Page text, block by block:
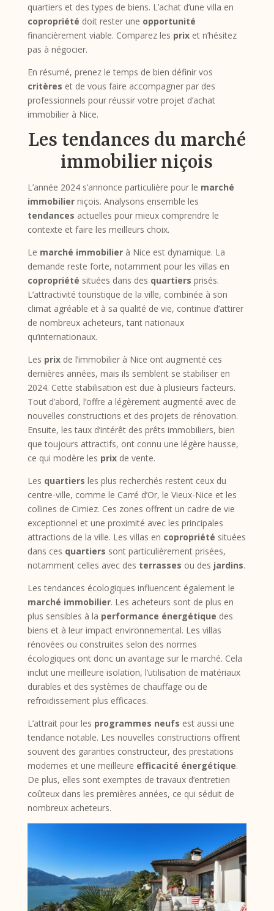
quartiers et des types de biens. L’achat d’une villa en
copropriété doit rester une opportunité
financièrement viable. Comparez les prixet n’hésitez
pas à négocier.
En résumé, prenez le temps de bien définir vos
critères et de vous faire accompagner par des
professionnels pour réussir votre projet d’achat
immobilier à Nice.
Les tendances du marché
immobilier niçois
L’année 2024 s’annonce particulière pour le marché
immobilierniçois. Analysons ensemble les
tendances actuelles pour mieux comprendre le
contexte et faire les meilleurs choix.
Le marché immobilierà Nice est dynamique. La
demande reste forte, notamment pour les villas en
copropriété situées dans des quartiers prisés.
L’attractivité touristique de la ville, combinée à son
climat agréable et à sa qualité de vie, continue d’attirer
de nombreux acheteurs, tant nationaux
qu’internationaux.
Les prixde l’immobilier à Nice ont augmenté ces
dernières années, mais ils semblent se stabiliser en
2024. Cette stabilisation est due à plusieurs facteurs.
Tout d’abord, l’offre a légèrement augmenté avec de
nouvelles constructions et des projets de rénovation.
Ensuite, les taux d’intérêt des prêts immobiliers, bien
que toujours attractifs, ont connu une légère hausse,
ce qui modère les prixde vente.
Les quartiers les plus recherchés restent ceux du
centre-ville, comme le Carré d’Or, le Vieux-Nice et les
collines de Cimiez. Ces zones offrent un cadre de vie
exceptionnel et une proximité avec les principales
attractions de la ville. Les villas en copropriété situées
dans ces quartiers sont particulièrement prisées,
notamment celles avec des terrasses ou des jardins.
Les tendances écologiques influencent également le
marché immobilier. Les acheteurs sont de plus en
plus sensibles à la performance énergétique des
biens et à leur impact environnemental. Les villas
rénovées ou construites selon des normes
écologiques ont donc un avantage sur le marché. Cela
inclut une meilleure isolation, l’utilisation de matériaux
durables et des systèmes de chauffage ou de
refroidissement plus efficaces.
L’attrait pour les programmes neufs est aussi une
tendance notable. Les nouvelles constructions offrent
souvent des garanties constructeur, des prestations
modernes et une meilleure efficacité énergétique.
De plus, elles sont exemptes de travaux d’entretien
coûteux dans les premières années, ce qui séduit de
nombreux acheteurs.